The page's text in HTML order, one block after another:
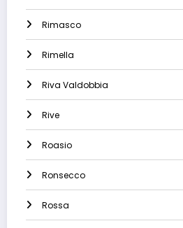
Rimasco
Rimella
Riva Valdobbia
Rive
Roasio
Ronsecco
Rossa